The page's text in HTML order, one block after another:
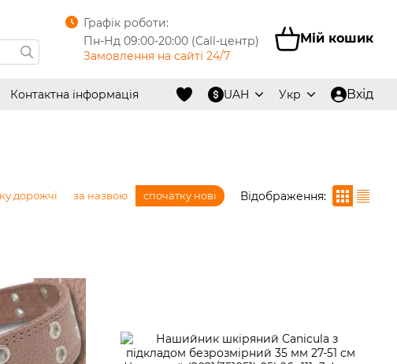
Графік роботи:
Пн-Нд 09:00-20:00 (Call-центр)
Замовлення на сайті 24/7
Мій кошик
Контактна інформація UAH Укр Вхід
дорожчі за назвою спочатку нові Відображення: